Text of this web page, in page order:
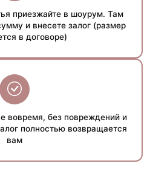
приезжайте в шоурум. Там
и внесете залог (размер
в договоре)
вовремя, без повреждений и
полностью возвращается
вам